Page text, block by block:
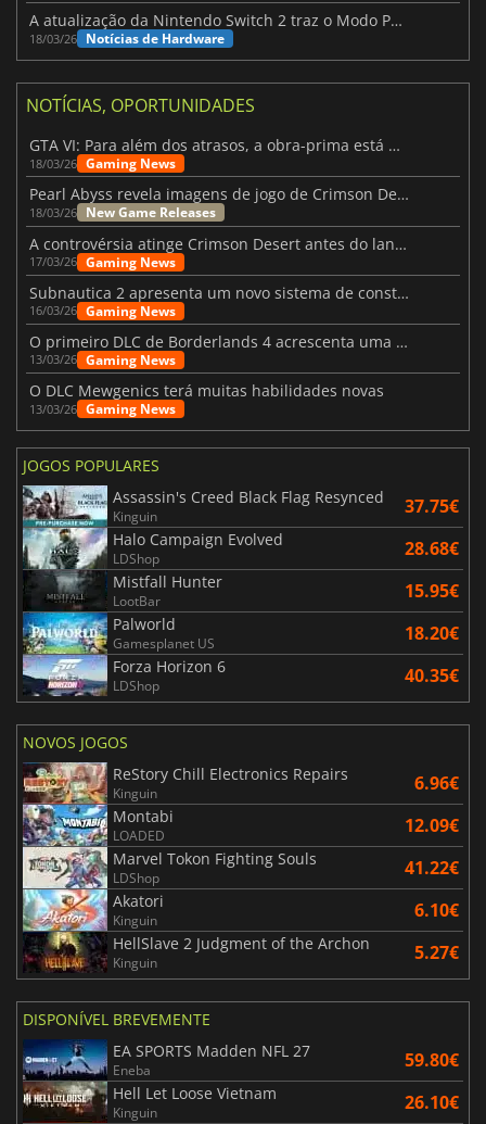
A atualização da Nintendo Switch 2 traz o Modo Portátil aos jogos mais antigos da Switch
18/03/26 Notícias de Hardware
NOTÍCIAS, OPORTUNIDADES
GTA VI: Para além dos atrasos, a obra-prima está quase a chegar
18/03/26 Gaming News
Pearl Abyss revela imagens de jogo de Crimson Desert para a PS5
18/03/26 New Game Releases
A controvérsia atinge Crimson Desert antes do lançamento
17/03/26 Gaming News
Subnautica 2 apresenta um novo sistema de construção de bases
16/03/26 Gaming News
O primeiro DLC de Borderlands 4 acrescenta uma nova personagem e muito mais
13/03/26 Gaming News
O DLC Mewgenics terá muitas habilidades novas
13/03/26 Gaming News
JOGOS POPULARES
Assassin's Creed Black Flag Resynced
Kinguin 37.75€
Halo Campaign Evolved
LDShop 28.68€
Mistfall Hunter
LootBar 15.95€
Palworld
Gamesplanet US 18.20€
Forza Horizon 6
LDShop 40.35€
NOVOS JOGOS
ReStory Chill Electronics Repairs
Kinguin 6.96€
Montabi
LOADED 12.09€
Marvel Tokon Fighting Souls
LDShop 41.22€
Akatori
Kinguin 6.10€
HellSlave 2 Judgment of the Archon
Kinguin 5.27€
DISPONÍVEL BREVEMENTE
EA SPORTS Madden NFL 27
Eneba 59.80€
Hell Let Loose Vietnam
Kinguin 26.10€